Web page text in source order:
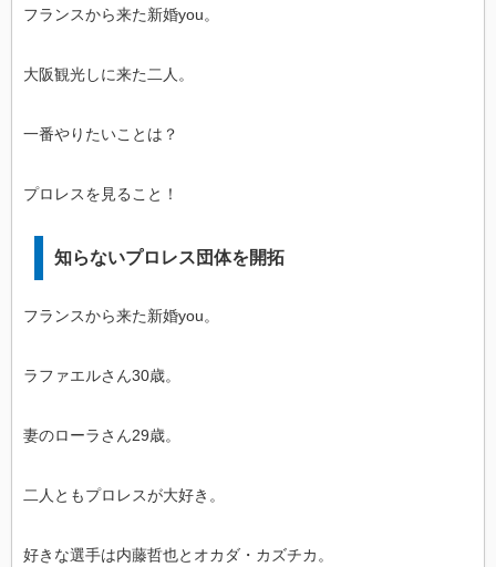
フランスから来た新婚you。
大阪観光しに来た二人。
一番やりたいことは？
プロレスを見ること！
知らないプロレス団体を開拓
フランスから来た新婚you。
ラファエルさん30歳。
妻のローラさん29歳。
二人ともプロレスが大好き。
好きな選手は内藤哲也とオカダ・カズチカ。